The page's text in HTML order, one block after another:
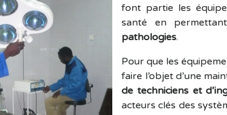
font partie les
santé en
pathologies.
Pour que les
faire l’objet d’une
de techniciens et
acteurs clés des